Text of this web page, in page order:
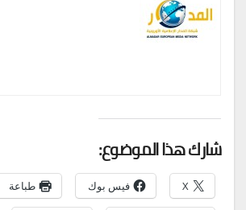
شارك هذا الموضوع:
X فيس بوك طباعة